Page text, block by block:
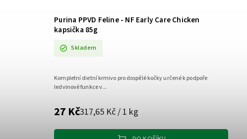
Purina PPVD Feline - NF Early Care Chicken
kapsička 85g
Skladem
27 Kč317,65 Kč / 1 kg
Kompletní dietní krmivo pro dospělé kočky určené k podpoře
ledvinové funkce v...